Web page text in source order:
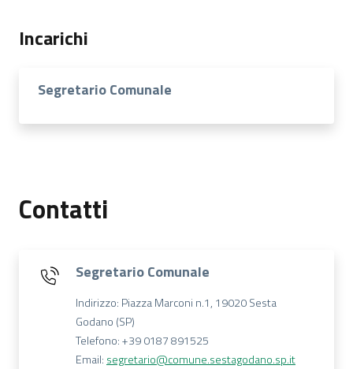
Incarichi
Segretario Comunale
Contatti
Segretario Comunale
Indirizzo: Piazza Marconi n.1, 19020 Sesta
Godano (SP)
Telefono: +39 0187 891525
Email: segretario@comune.sestagodano.sp.it